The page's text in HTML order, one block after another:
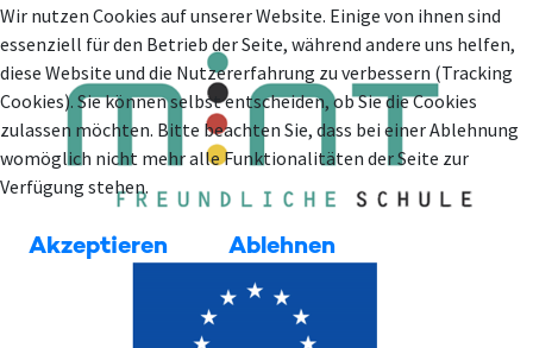
Wir nutzen Cookies auf unserer Website. Einige von ihnen sind
essenziell für den Betrieb der Seite, während andere uns helfen,
diese Website und die Nutzererfahrung zu verbessern (Tracking
Cookies). Sie können selbst entscheiden, ob Sie die Cookies
zulassen möchten. Bitte beachten Sie, dass bei einer Ablehnung
womöglich nicht mehr alle Funktionalitäten der Seite zur
Verfügung stehen.
Akzeptieren Ablehnen